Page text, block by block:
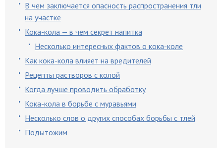
В чем заключается опасность распространения тли
на участке
Кока-кола — в чем секрет напитка
Несколько интересных фактов о кока-коле
Как кока-кола влияет на вредителей
Рецепты растворов с колой
Когда лучше проводить обработку
Кока-кола в борьбе с муравьями
Несколько слов о других способах борьбы с тлей
Подытожим